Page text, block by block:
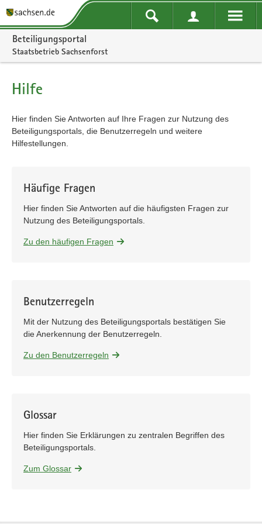
Portalnavigation
Beteiligungsportal
Staatsbetrieb Sachsenforst
Hilfe
Hier finden Sie Antworten auf Ihre Fragen zur Nutzung des
Beteiligungsportals, die Benutzerregeln und weitere
Hilfestellungen.
Häufige Fragen
Hier finden Sie Antworten auf die häufigsten Fragen zur
Nutzung des Beteiligungsportals.
Zu den häufigen Fragen
Benutzerregeln
Mit der Nutzung des Beteiligungsportals bestätigen Sie
die Anerkennung der Benutzerregeln.
Zu den Benutzerregeln
Glossar
Hier finden Sie Erklärungen zu zentralen Begriffen des
Beteiligungsportals.
Zum Glossar